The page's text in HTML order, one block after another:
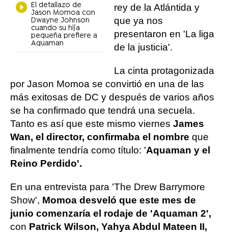
El detallazo de
Jason Momoa con
Dwayne Johnson
cuando su hija
pequeña prefiere a
Aquaman
rey de la Atlántida y
que ya nos
presentaron en 'La liga
de la justicia'.
La cinta protagonizada
por Jason Momoa se convirtió en una de las
más exitosas de DC y después de varios años
se ha confirmado que tendrá una secuela.
Tanto es así que este mismo viernes James
Wan, el director, confirmaba el nombre que
finalmente tendría como título: 'Aquaman y el
Reino Perdido'.
En una entrevista para 'The Drew Barrymore
Show', Momoa desveló que este mes de
junio comenzaría el rodaje de 'Aquaman 2',
con Patrick Wilson, Yahya Abdul Mateen II,